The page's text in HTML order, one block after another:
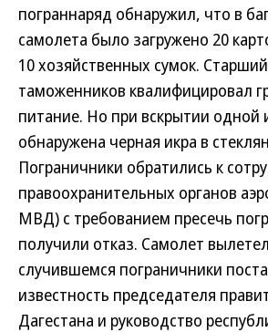
пограннаряд обнаружил, что в
самолета было загружено 20
10 хозяйственных сумок.
таможенников квалифицировал
питание. Но при вскрытии одной
обнаружена черная икра в
Пограничники обратились к
правоохранительных органов
МВД) с требованием пресечь
получили отказ. Самолет
случившемся пограничники
известность председателя
Дагестана и руководство